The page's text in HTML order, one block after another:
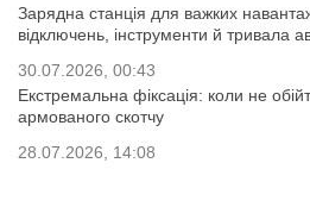
Зарядна станція для важких
відключень, інструменти й тривала
30.07.2026, 00:43
Екстремальна фіксація: коли не
армованого скотчу
28.07.2026, 14:08